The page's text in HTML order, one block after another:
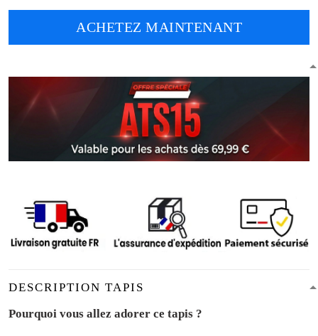
ACHETEZ MAINTENANT
DESCRIPTION TAPIS
Pourquoi vous allez adorer ce tapis ?